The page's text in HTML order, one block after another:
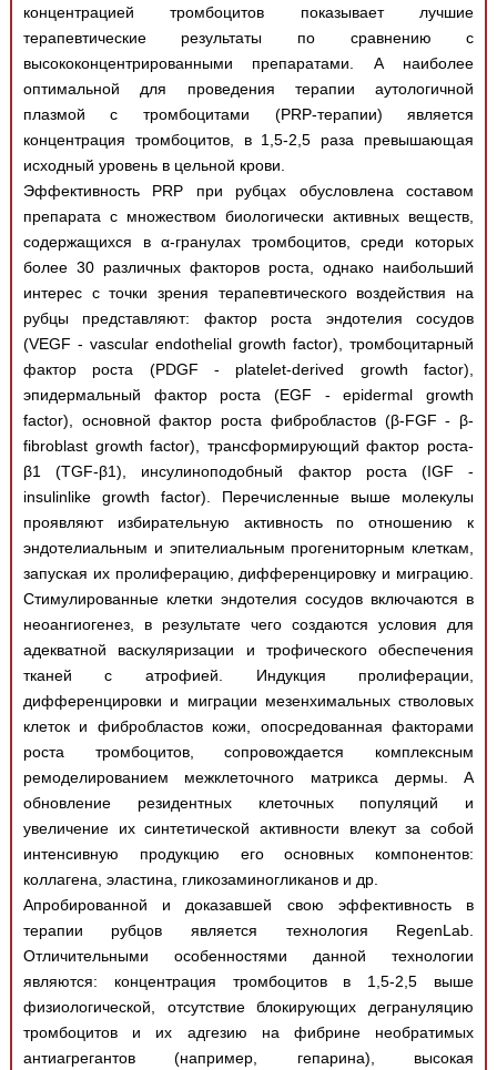
концентрацией тромбоцитов показывает лучшие
терапевтические результаты по сравнению с
высококонцентрированными препаратами. А наиболее
оптимальной для проведения терапии аутологичной
плазмой с тромбоцитами (PRP-терапии) является
концентрация тромбоцитов, в 1,5-2,5 раза превышающая
исходный уровень в цельной крови.
Эффективность PRP при рубцах обусловлена составом
препарата с множеством биологически активных веществ,
содержащихся в α-гранулах тромбоцитов, среди которых
более 30 различных факторов роста, однако наибольший
интерес с точки зрения терапевтического воздействия на
рубцы представляют: фактор роста эндотелия сосудов
(VEGF - vascular endothelial growth factor), тромбоцитарный
фактор роста (PDGF - platelet-derived growth factor),
эпидермальный фактор роста (EGF - epidermal growth
factor), основной фактор роста фибробластов (β-FGF - β-
fibroblast growth factor), трансформирующий фактор роста-
β1 (TGF-β1), инсулиноподобный фактор роста (IGF -
insulinlike growth factor). Перечисленные выше молекулы
проявляют избирательную активность по отношению к
эндотелиальным и эпителиальным прогениторным клеткам,
запуская их пролиферацию, дифференцировку и миграцию.
Стимулированные клетки эндотелия сосудов включаются в
неоангиогенез, в результате чего создаются условия для
адекватной васкуляризации и трофического обеспечения
тканей с атрофией. Индукция пролиферации,
дифференцировки и миграции мезенхимальных стволовых
клеток и фибробластов кожи, опосредованная факторами
роста тромбоцитов, сопровождается комплексным
ремоделированием межклеточного матрикса дермы. А
обновление резидентных клеточных популяций и
увеличение их синтетической активности влекут за собой
интенсивную продукцию его основных компонентов:
коллагена, эластина, гликозаминогликанов и др.
Апробированной и доказавшей свою эффективность в
терапии рубцов является технология RegenLab.
Отличительными особенностями данной технологии
являются: концентрация тромбоцитов в 1,5-2,5 выше
физиологической, отсутствие блокирующих дегрануляцию
тромбоцитов и их адгезию на фибрине необратимых
антиагрегантов (например, гепарина), высокая